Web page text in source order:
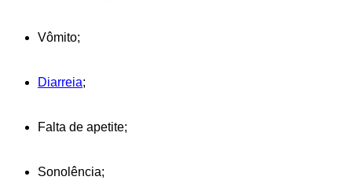
Vômito;
Diarreia;
Falta de apetite;
Sonolência;